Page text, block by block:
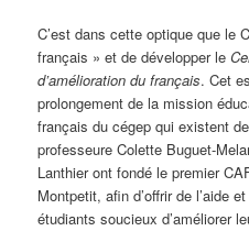
C’est dans cette optique que le
français » et de développer le
d’amélioration du français. Cet
prolongement de la mission
français du cégep qui existent
professeure Colette Buguet-
Lanthier ont fondé le premier
Montpetit, afin d’offrir de l’aide
étudiants soucieux d’améliorer